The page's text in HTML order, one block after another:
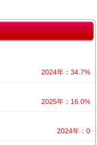
2024年：34.7%
2025年：16.0%
2024年：0